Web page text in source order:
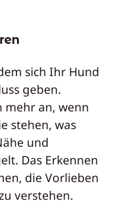
sich Ihr Hund
geben.
mehr an, wenn
stehen, was
und
Das Erkennen
die Vorlieben
verstehen.